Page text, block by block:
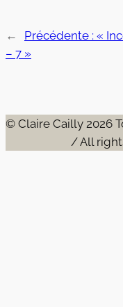
← Précédente : «
– 7 »
© Claire Cailly 2026
/ All